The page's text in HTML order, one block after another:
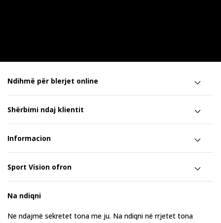
Ndihmë për blerjet online
Shërbimi ndaj klientit
Informacion
Sport Vision ofron
Na ndiqni
Ne ndajmë sekretet tona me ju. Na ndiqni në rrjetet tona